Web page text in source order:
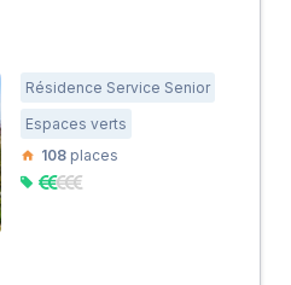
Résidence Service Senior
Espaces verts
108 places